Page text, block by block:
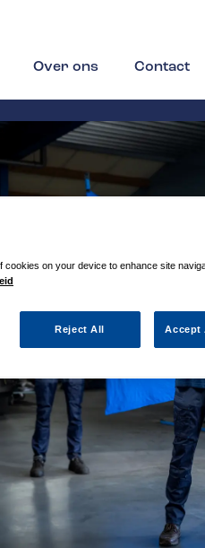
Over ons Contact
cookies on your device to enhance site
Reject All Accept